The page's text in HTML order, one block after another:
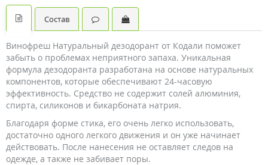
Состав
Винофреш Натуральный дезодорант от Кодали поможет
забыть о проблемах неприятного запаха. Уникальная
формула дезодоранта разработана на основе натуральных
компонентов, которые обеспечивают 24-часовую
эффективность. Средство не содержит солей алюминия,
спирта, силиконов и бикарбоната натрия.
Благодаря форме стика, его очень легко использовать,
достаточно одного легкого движения и он уже начинает
действовать. После нанесения не оставляет следов на
одежде, а также не забивает поры.